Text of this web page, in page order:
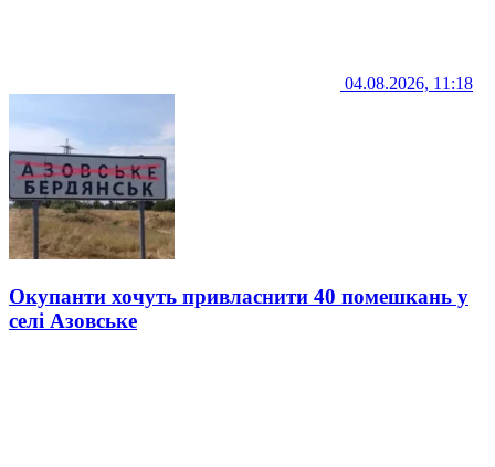
04.08.2026, 11:18
Окупанти хочуть привласнити 40 помешкань у
селі Азовське